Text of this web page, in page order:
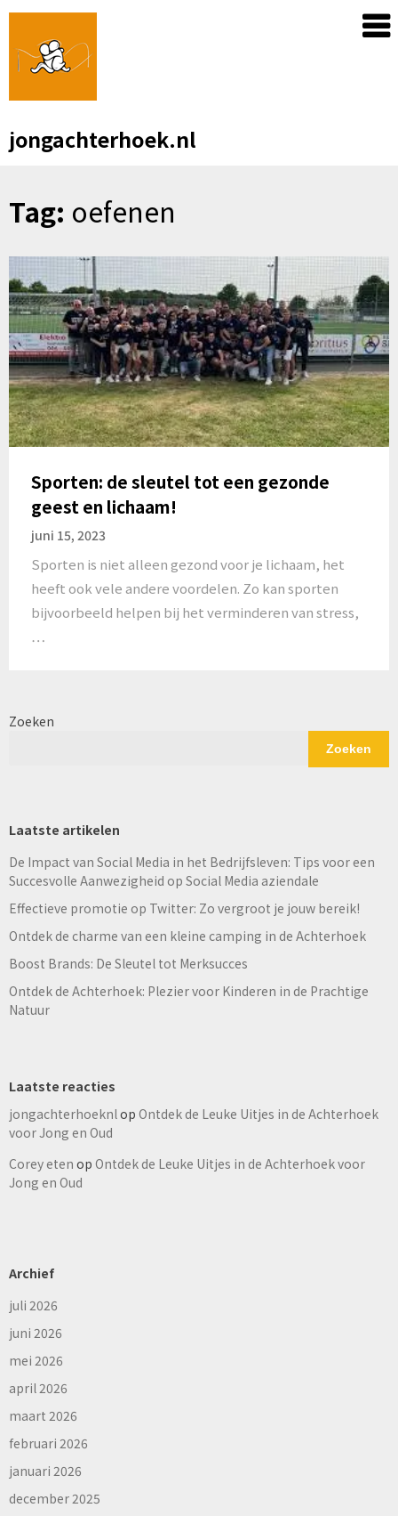
Skip
content
jongachterhoek.nl
Tag: oefenen
Sporten: de sleutel tot een gezonde
geest en lichaam!
juni 15, 2023
Sporten is niet alleen gezond voor je lichaam, het
heeft ook vele andere voordelen. Zo kan sporten
bijvoorbeeld helpen bij het verminderen van stress,
…
Zoeken
Zoeken
Laatste artikelen
De Impact van Social Media in het Bedrijfsleven: Tips voor een
Succesvolle Aanwezigheid op Social Media aziendale
Effectieve promotie op Twitter: Zo vergroot je jouw bereik!
Ontdek de charme van een kleine camping in de Achterhoek
Boost Brands: De Sleutel tot Merksucces
Ontdek de Achterhoek: Plezier voor Kinderen in de Prachtige
Natuur
Laatste reacties
jongachterhoeknlop Ontdek de Leuke Uitjes in de Achterhoek
voor Jong en Oud
Corey eten op Ontdek de Leuke Uitjes in de Achterhoek voor
Jong en Oud
Archief
juli 2026
juni 2026
mei 2026
april 2026
maart 2026
februari 2026
januari 2026
december 2025